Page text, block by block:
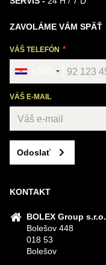
ZAVOLÁME VÁM SPÄŤ
VÁŠ TELEFÓN
VÁŠ E-MAIL
Odoslať
KONTAKT
BOLEX Group s.r.o.
Bolešov 448
018 53
Bolešov